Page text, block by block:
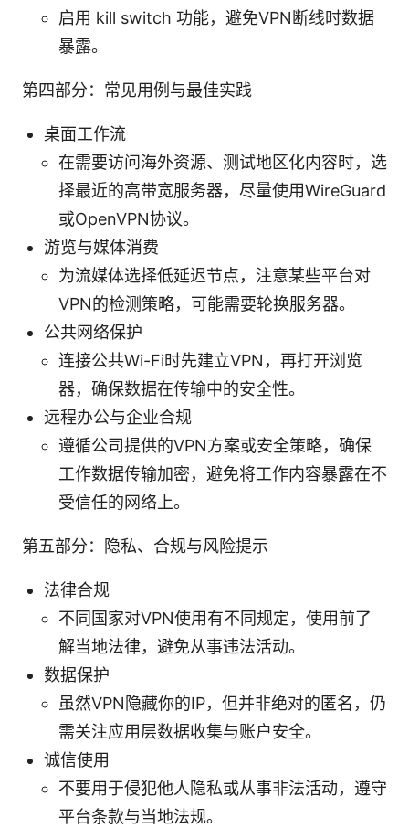
启用 kill switch 功能，避免VPN断线时数据
暴露。
第四部分：常见用例与最佳实践
桌面工作流
在需要访问海外资源、测试地区化内容时，选
择最近的高带宽服务器，尽量使用WireGuard
或OpenVPN协议。
游览与媒体消费
为流媒体选择低延迟节点，注意某些平台对
VPN的检测策略，可能需要轮换服务器。
公共网络保护
连接公共Wi-Fi时先建立VPN，再打开浏览
器，确保数据在传输中的安全性。
远程办公与企业合规
遵循公司提供的VPN方案或安全策略，确保
工作数据传输加密，避免将工作内容暴露在不
受信任的网络上。
第五部分：隐私、合规与风险提示
法律合规
不同国家对VPN使用有不同规定，使用前了
解当地法律，避免从事违法活动。
数据保护
虽然VPN隐藏你的IP，但并非绝对的匿名，仍
需关注应用层数据收集与账户安全。
诚信使用
不要用于侵犯他人隐私或从事非法活动，遵守
平台条款与当地法规。